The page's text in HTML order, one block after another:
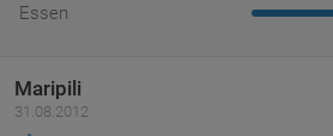
Essen
Maripili
31.08.2012